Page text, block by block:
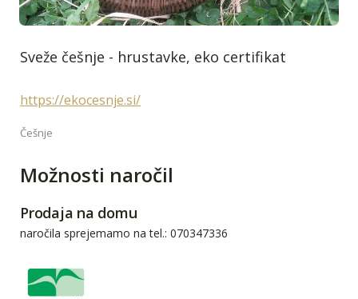
Sveže češnje - hrustavke, eko certifikat
https://ekocesnje.si/
Češnje
Možnosti naročil
Prodaja na domu
naročila sprejemamo na tel.: 070347336